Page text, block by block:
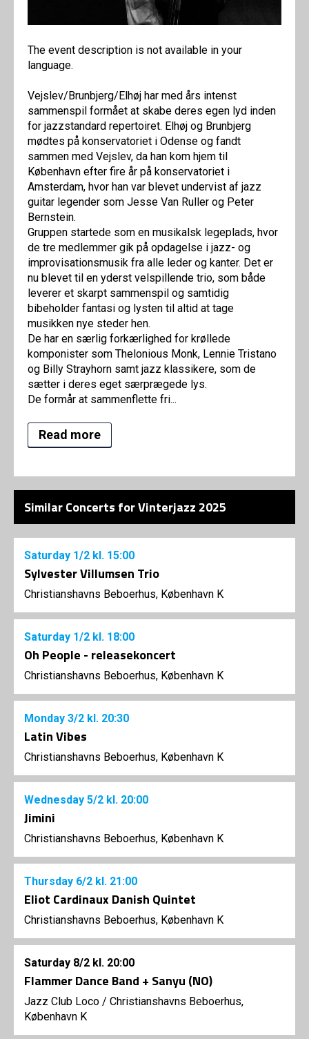
The event description is not available in your
language.
Vejslev/Brunbjerg/Elhøj har med års intenst
sammenspil formået at skabe deres egen lyd inden
for jazzstandard repertoiret. Elhøj og Brunbjerg
mødtes på konservatoriet i Odense og fandt
sammen med Vejslev, da han kom hjem til
København efter fire år på konservatoriet i
Amsterdam, hvor han var blevet undervist af jazz
guitar legender som Jesse Van Ruller og Peter
Bernstein.
Gruppen startede som en musikalsk legeplads, hvor
de tre medlemmer gik på opdagelse i jazz- og
improvisationsmusik fra alle leder og kanter. Det er
nu blevet til en yderst velspillende trio, som både
leverer et skarpt sammenspil og samtidig
bibeholder fantasi og lysten til altid at tage
musikken nye steder hen.
De har en særlig forkærlighed for krøllede
komponister som Thelonious Monk, Lennie Tristano
og Billy Strayhorn samt jazz klassikere, som de
sætter i deres eget særprægede lys.
De formår at sammenflette fri...
Read more
Similar Concerts for Vinterjazz 2025
Saturday 1/2 kl. 15:00
Sylvester Villumsen Trio
Christianshavns Beboerhus, København K
Saturday 1/2 kl. 18:00
Oh People - releasekoncert
Christianshavns Beboerhus, København K
Monday 3/2 kl. 20:30
Latin Vibes
Christianshavns Beboerhus, København K
Wednesday 5/2 kl. 20:00
Jimini
Christianshavns Beboerhus, København K
Thursday 6/2 kl. 21:00
Eliot Cardinaux Danish Quintet
Christianshavns Beboerhus, København K
Saturday 8/2 kl. 20:00
Flammer Dance Band + Sanyu (NO)
Jazz Club Loco / Christianshavns Beboerhus,
København K